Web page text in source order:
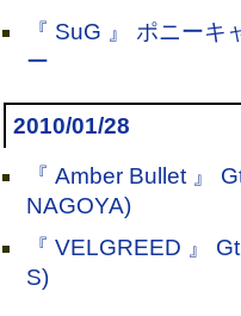
『 SuG 』 ポニーキ
ー
2010/01/28
『 Amber Bullet 』
NAGOYA)
『 VELGREED 』
S)